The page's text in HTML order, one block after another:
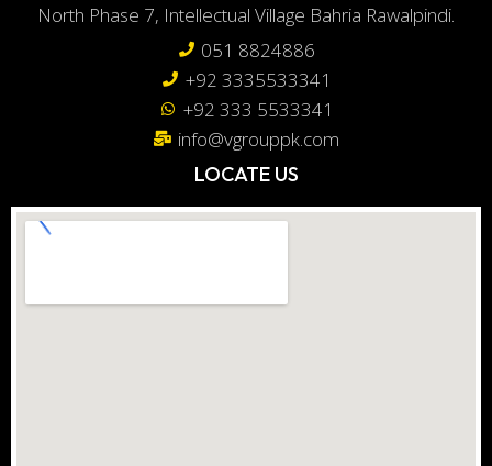
North Phase 7, Intellectual Village Bahria Rawalpindi.
051 8824886
+92 3335533341
+92 333 5533341
info@vgrouppk.com
LOCATE US